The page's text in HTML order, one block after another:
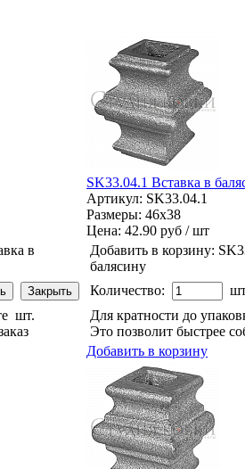
в
шт.
SK33.04.1 Вставка в
Артикул: SK33.04.1
Размеры: 46x38
Цена: 42.90 руб / шт
Добавить в корзину:
балясину
Количество:
Для кратности до
Это позволит быстрее
Добавить в корзину